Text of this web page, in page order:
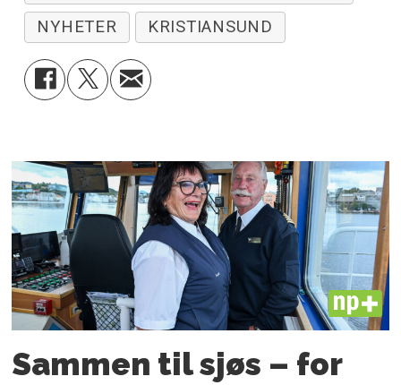
NYHETER
KRISTIANSUND
PLUS
Sammen til sjøs – for